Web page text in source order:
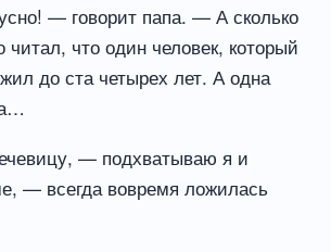
— говорит папа. — А сколько
читал, что один человек, который
до ста четырех лет. А одна
— подхватываю я и
— всегда вовремя ложилась